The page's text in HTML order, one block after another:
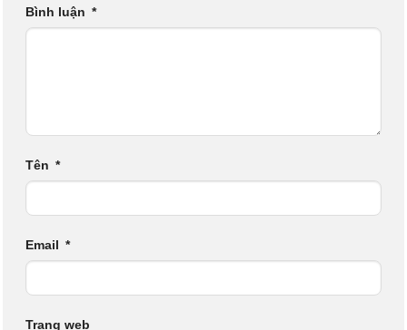
Bình luận *
Tên *
Email *
Trang web